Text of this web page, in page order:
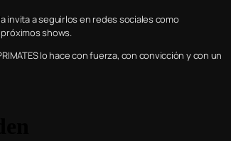
invita a seguirlos en redes sociales como
shows.
lo hace con fuerza, con convicción y con un